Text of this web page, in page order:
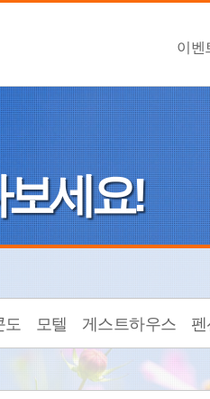
이벤
세요!
도 모텔 게스트하우스